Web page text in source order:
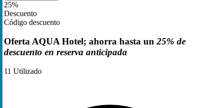
25%
Descuento
Código descuento
Oferta AQUA Hotel; ahorra hasta un 25% de
descuento en reserva anticipada
11 Utilizado